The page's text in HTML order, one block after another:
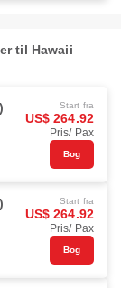
til Hawaii
Start fra
US$ 264.92
Pris/ Pax
Bog
Start fra
US$ 264.92
Pris/ Pax
Bog